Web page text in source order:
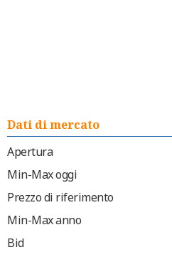
Dati di mercato
Apertura
Min-Max oggi
Prezzo di riferimento
Min-Max anno
Bid